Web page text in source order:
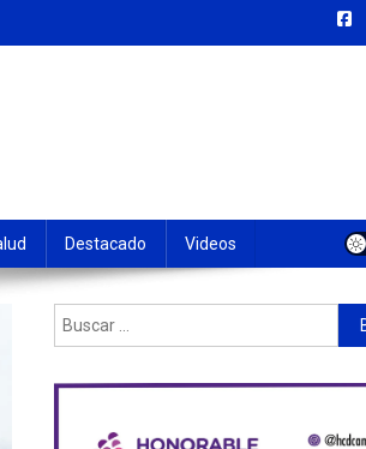
Destacado Videos